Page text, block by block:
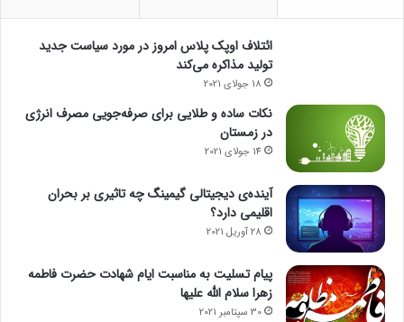
ائتلاف اوپک پلاس امروز در مورد سیاست جدید
تولید مذاکره می‌کند
18 جولای 2021
نکات ساده و طلایی برای صرفه‌جویی مصرف انرژی
در زمستان
14 جولای 2021
آینده‌ی دیجیتالی گیمینگ چه تاثیری بر بحران
اقلیمی دارد؟
28 آوریل 2021
پیام تسلیت به مناسبت ایام شهادت حضرت فاطمه
زهرا سلام الله علیها
30 سپتامبر 2021